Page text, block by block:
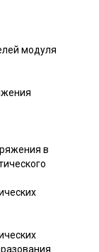
модуля
в